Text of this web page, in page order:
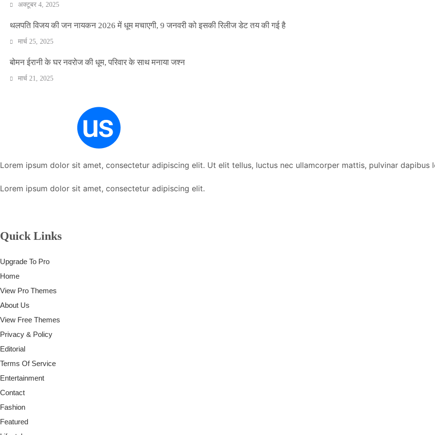
अक्टूबर 4, 2025
थलपति विजय की जन नायकन 2026 में धूम मचाएगी, 9 जनवरी को इसकी रिलीज डेट तय की गई है
मार्च 25, 2025
बोमन ईरानी के घर नवरोज की धूम, परिवार के साथ मनाया जश्न
मार्च 21, 2025
Lorem ipsum dolor sit amet, consectetur adipiscing elit. Ut elit tellus, luctus nec ullamcorper mattis, pulvinar dapibus
Lorem ipsum dolor sit amet, consectetur adipiscing elit.
Quick Links
Upgrade To Pro
Home
View Pro Themes
About Us
View Free Themes
Privacy & Policy
Editorial
Terms Of Service
Entertainment
Contact
Fashion
Featured